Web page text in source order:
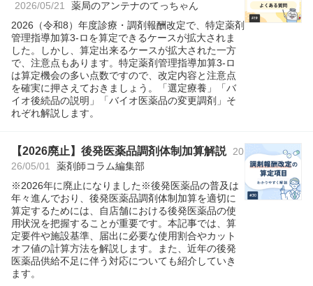
2026/05/21 薬局のアンテナのてっちゃん
2026（令和8）年度診療・調剤報酬改定で、特定薬剤
管理指導加算3-ロを算定できるケースが拡大されま
した。しかし、算定出来るケースが拡大された一方
で、注意点もあります。特定薬剤管理指導加算3-ロ
は算定機会の多い点数ですので、改定内容と注意点
を確実に押さえておきましょう。「選定療養」「バ
イオ後続品の説明」「バイオ医薬品の変更調剤」そ
れぞれ解説します。
【2026廃止】後発医薬品調剤体制加算解説 20
26/05/01
薬剤師コラム編集部
※2026年に廃止になりました※後発医薬品の普及は
年々進んでおり、後発医薬品調剤体制加算を適切に
算定するためには、自店舗における後発医薬品の使
用状況を把握することが重要です。本記事では、算
定要件や施設基準、届出に必要な使用割合やカット
オフ値の計算方法を解説します。また、近年の後発
医薬品供給不足に伴う対応についても紹介していき
ます。